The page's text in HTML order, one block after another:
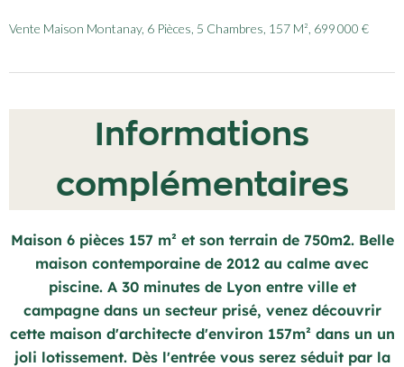
Vente Maison Montanay, 6 Pièces, 5 Chambres, 157 M², 699 000 €
Informations
complémentaires
Maison 6 pièces 157 m² et son terrain de 750m2. Belle
maison contemporaine de 2012 au calme avec
piscine. A 30 minutes de Lyon entre ville et
campagne dans un secteur prisé, venez découvrir
cette maison d'architecte d'environ 157m² dans un un
joli lotissement. Dès l'entrée vous serez séduit par la